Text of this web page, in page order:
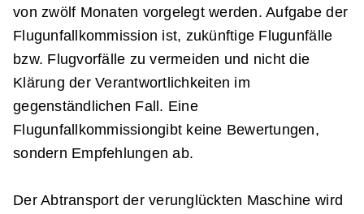
von zwölf Monaten vorgelegt werden. Aufgabe der
Flugunfallkommission ist, zukünftige Flugunfälle
bzw. Flugvorfälle zu vermeiden und nicht die
Klärung der Verantwortlichkeiten im
gegenständlichen Fall. Eine
Flugunfallkommissiongibt keine Bewertungen,
sondern Empfehlungen ab.
Der Abtransport der verunglückten Maschine wird